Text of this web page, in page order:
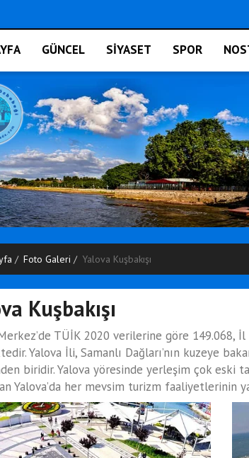
GÜNCEL SİYASET SPOR
Foto Galeri Yalova Kuşbakışı
Kuşbakışı
TÜİK 2020 verilerine göre 149.068,
Yalova İli, Samanlı Dağları’nın kuzeye
biridir. Yalova yöresinde yerleşim çok eski
Yalova’da her mevsim turizm faaliyetlerinin